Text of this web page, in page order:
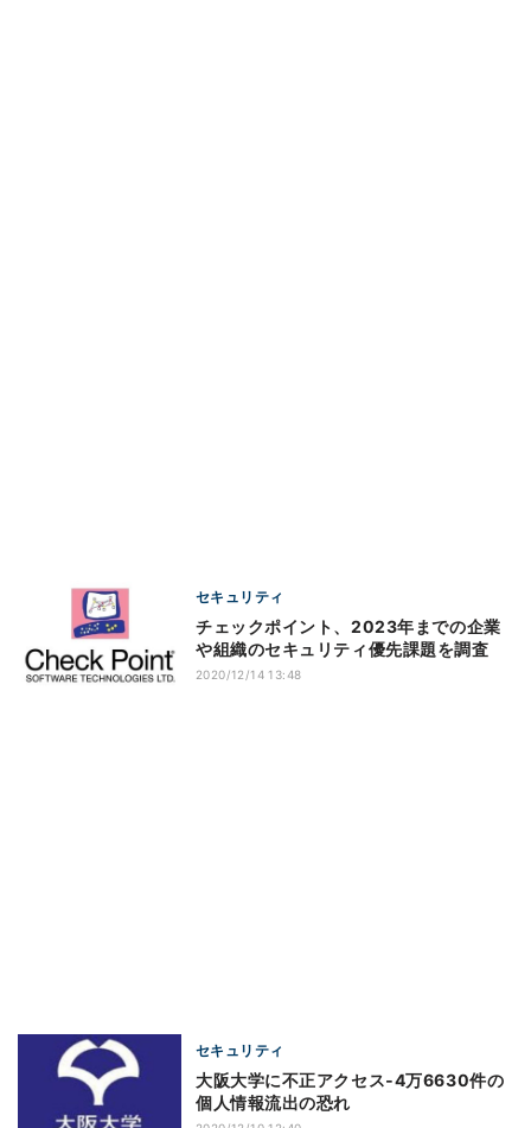
セキュリティ
チェックポイント、2023年までの企業
や組織のセキュリティ優先課題を調査
2020/12/14 13:48
セキュリティ
大阪大学に不正アクセス‐4万6630件の
個人情報流出の恐れ